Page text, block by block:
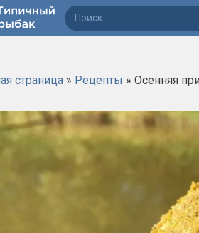
страница » Рецепты » Осенняя